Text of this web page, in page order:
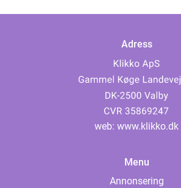
Adress
web: www.klikko.dk
Menu
Annonsering